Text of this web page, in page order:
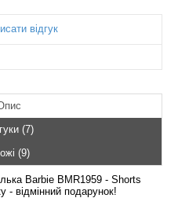
відгук
(7)
(9)
Barbie BMR1959 - Shorts
- відмінний подарунок!